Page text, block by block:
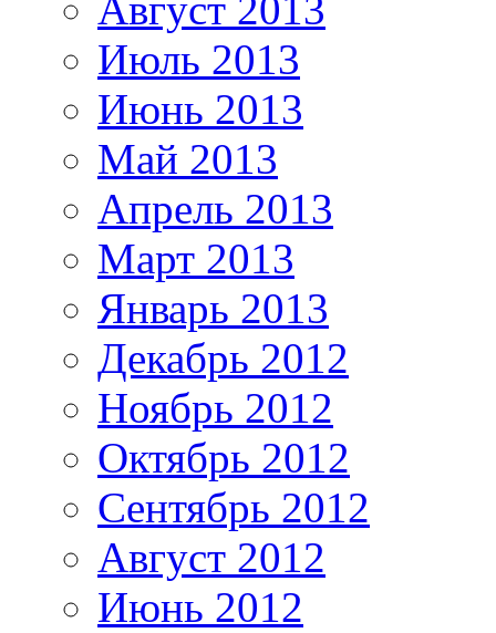
Август 2013
Июль 2013
Июнь 2013
Май 2013
Апрель 2013
Март 2013
Январь 2013
Декабрь 2012
Ноябрь 2012
Октябрь 2012
Сентябрь 2012
Август 2012
Июнь 2012